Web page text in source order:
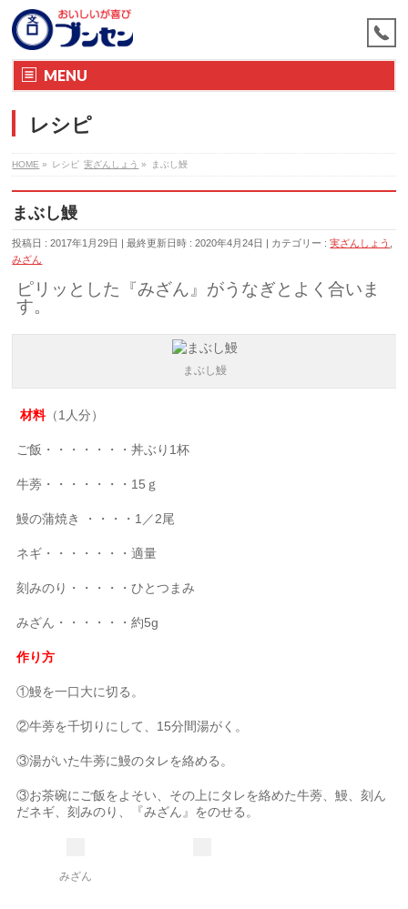
MENU
レシピ
HOME » レシピ 実ざんしょう » まぶし鰻
まぶし鰻
投稿日 : 2017年1月29日 最終更新日時 : 2020年4月24日 カテゴリー :実ざんしょう
みざん
ピリッとした『みざん』がうなぎとよく合いま
す。
まぶし鰻
材料（1人分）
ご飯・・・・・・・丼ぶり1杯
牛蒡・・・・・・・15ｇ
鰻の蒲焼き ・・・・1／2尾
ネギ・・・・・・・適量
刻みのり・・・・・ひとつまみ
みざん・・・・・・約5g
作り方
①鰻を一口大に切る。
②牛蒡を千切りにして、15分間湯がく。
③湯がいた牛蒡に鰻のタレを絡める。
③お茶碗にご飯をよそい、その上にタレを絡めた牛蒡、鰻、刻ん
だネギ、刻みのり、『みざん』をのせる。
みざん